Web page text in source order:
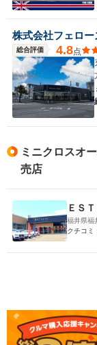
株式会社フェロ
総合評価 4.8点
ミニクロスオ
売店
ＥＳ
福井県福
クチコミ